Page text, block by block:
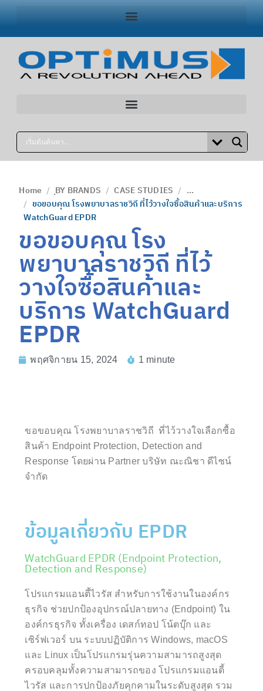
Home ฺBY BRANDS CASE STUDIES
...
ขอขอบคุณ โรงพยาบาลราชวิถี ที่ไว้วางใจซื้อสินค้าและบริการ
WatchGuard EPDR
ขอขอบคุณ โรง
พยาบาลราชวิถี ที่ไว้
วางใจซื้อสินค้าและ
บริการ WatchGuard
EPDR
พฤศจิกายน 15, 2024 1 minute
ขอขอบคุณโรงพยาบาลราชวิถี ที่ไว้วางใจเลือกซื้อ
สินค้า Endpoint Protection, Detection and
Response โดยผ่าน Partner บริษัท ณะณิชา ดีไซน์
จำกัด
ข้อมูลเกี่ยวกับ EPDR
WatchGuard EPDR (Endpoint Protection,
Detection and Response)
โปรแกรมแอนตี้ไวรัส สำหรับการใช้งานในองค์กร
ธุรกิจ ช่วยปกป้องอุปกรณ์ปลายทาง (Endpoint) ใน
องค์กรธุรกิจ ทั้งเครื่อง เดสก์ทอป โน้ตบุ๊ก และ
เซิร์ฟเวอร์ บน ระบบปฏิบัติการ Windows, macOS
และ Linux เป็นโปรแกรมรุ่นความสามารถสูงสุด
ครอบคลุมทั้งความสามารถของ โปรแกรมแอนตี้
ไวรัส และการปกป้องภัยคุกคามในระดับสูงสุด รวม